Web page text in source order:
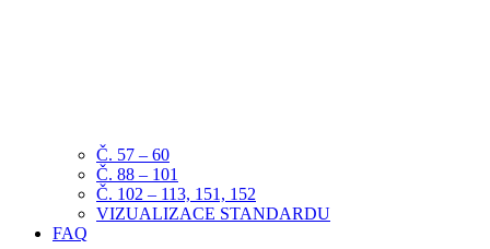
Č. 57 – 60
Č. 88 – 101
Č. 102 – 113, 151, 152
VIZUALIZACE STANDARDU
FAQ